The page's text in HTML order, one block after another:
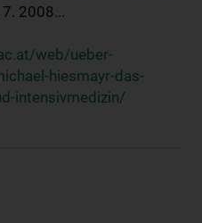
2008...
web/ueber-
hiesmayr-das-
intensivmedizin/